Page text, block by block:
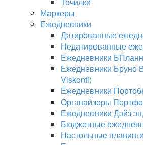
Маркеры
Ежедневники
Датированные
Недатированные
Ежедневники
Ежедневники Бруно
Viskonti)
Ежедневники
Органайзеры
Ежедневники Дэйз
Бюджетные
Настольные планинги